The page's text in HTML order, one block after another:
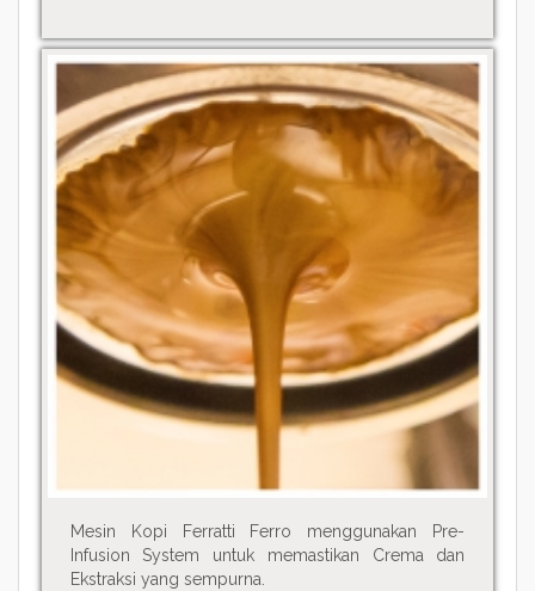
Mesin Kopi Ferratti Ferro menggunakan Pre-
Infusion System untuk memastikan Crema dan
Ekstraksi yang sempurna.